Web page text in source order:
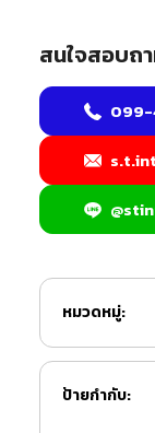
สนใจสอบถ
หมวดหมู่:
ป้ายกำกับ: